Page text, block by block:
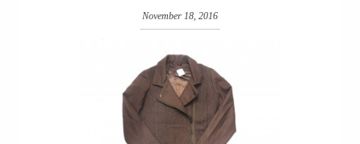
November 18, 2016